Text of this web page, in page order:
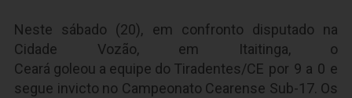
Neste sábado (20), em confronto disputado na
Cidade Vozão, em Itaitinga, o
Ceará goleou a equipe do Tiradentes/CE por 9 a 0 e
segue invicto no Campeonato Cearense Sub-17. Os